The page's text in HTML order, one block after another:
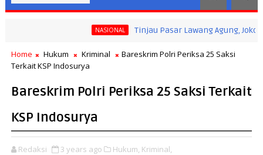
NASIONAL Tinjau Pasar Lawang Agung, Jokowi
Home Hukum Kriminal
Bareskrim Polri Periksa 25 Saksi
Terkait KSP Indosurya
Bareskrim Polri Periksa 25 Saksi Terkait
KSP Indosurya
Redaksi 3 years ago Hukum, Kriminal,